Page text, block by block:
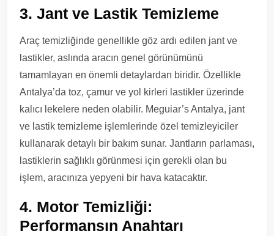
3. Jant ve Lastik Temizleme
Araç temizliğinde genellikle göz ardı edilen jant ve
lastikler, aslında aracın genel görünümünü
tamamlayan en önemli detaylardan biridir. Özellikle
Antalya’da toz, çamur ve yol kirleri lastikler üzerinde
kalıcı lekelere neden olabilir. Meguiar’s Antalya, jant
ve lastik temizleme işlemlerinde özel temizleyiciler
kullanarak detaylı bir bakım sunar. Jantların parlaması,
lastiklerin sağlıklı görünmesi için gerekli olan bu
işlem, aracınıza yepyeni bir hava katacaktır.
4. Motor Temizliği:
Performansın Anahtarı